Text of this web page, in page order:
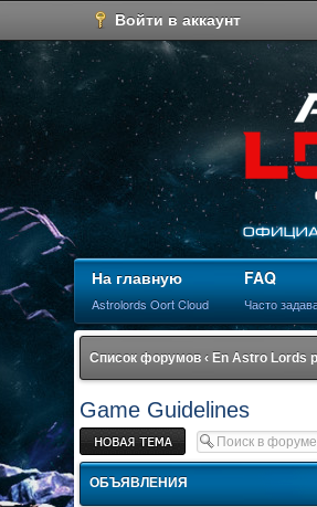
Войти в аккаунт
На главную
Astrolords Oort Cloud
FAQ
Часто
Список форумов ‹ En Astro Lords
Game Guidelines
Новая тема
ОБЪЯВЛЕНИЯ